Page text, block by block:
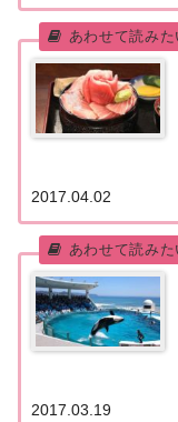
2017.04.02
2017.03.19